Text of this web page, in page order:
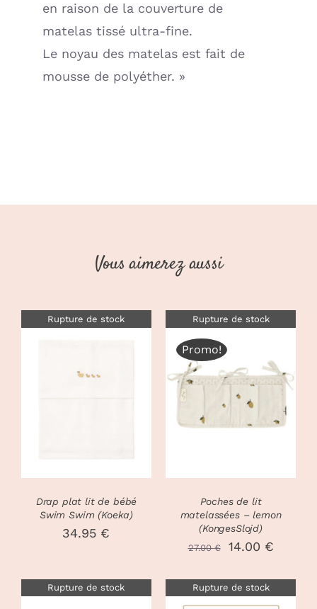
en raison de la couverture de
matelas tissé ultra-fine.
Le noyau des matelas est fait de
mousse de polyéther. »
Vous aimerez aussi
Rupture de stock
Drap plat lit de bébé
Swim Swim (Koeka)
34.95 €
Rupture de stock
Promo!
DÉTAILS
Poches de lit
matelassées – lemon
(KongesSlojd)
27.00€
Le
initial
14.00 €Le
Rupture de stock Rupture de stock